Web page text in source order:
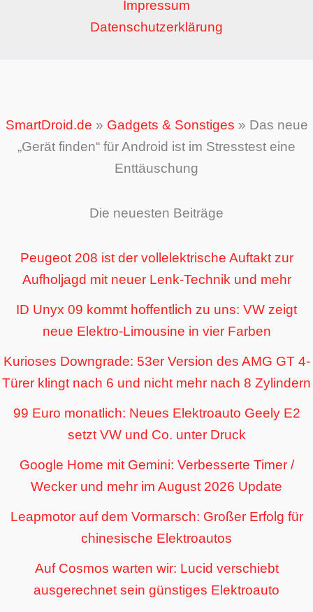
Impressum
Datenschutzerklärung
SmartDroid.de » Gadgets & Sonstiges » Das neue
„Gerät finden“ für Android ist im Stresstest eine
Enttäuschung
Die neuesten Beiträge
Peugeot 208 ist der vollelektrische Auftakt zur
Aufholjagd mit neuer Lenk-Technik und mehr
ID Unyx 09 kommt hoffentlich zu uns: VW zeigt
neue Elektro-Limousine in vier Farben
Kurioses Downgrade: 53er Version des AMG GT 4-
Türer klingt nach 6 und nicht mehr nach 8 Zylindern
99 Euro monatlich: Neues Elektroauto Geely E2
setzt VW und Co. unter Druck
Google Home mit Gemini: Verbesserte Timer /
Wecker und mehr im August 2026 Update
Leapmotor auf dem Vormarsch: Großer Erfolg für
chinesische Elektroautos
Auf Cosmos warten wir: Lucid verschiebt
ausgerechnet sein günstiges Elektroauto